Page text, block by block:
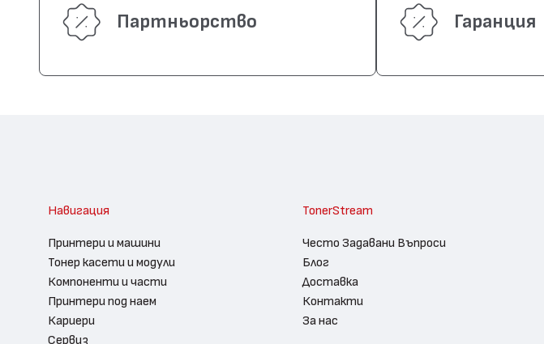
Партньорство Гаранция
Навигация
Принтери и машини
Тонер касети и модули
Компоненти и части
Принтери под наем
Кариери
Сервиз
TonerStream
Често Задавани Въпроси
Блог
Доставка
Контакти
За нас